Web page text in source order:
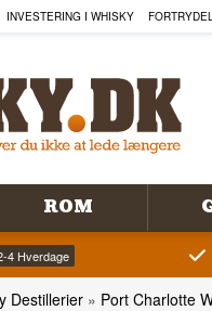
INVESTERING I WHISKY
ROM
4 Hverdage
Destillerier » Port Charlotte